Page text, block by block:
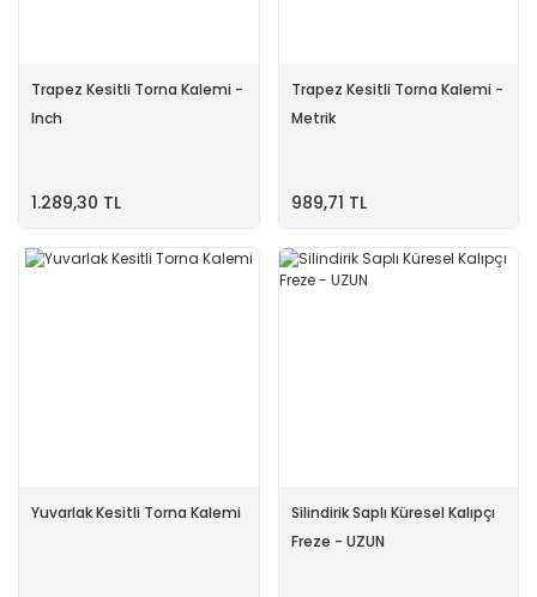
Trapez Kesitli Torna Kalemi -
Inch
1.289,30 TL
Trapez Kesitli Torna Kalemi -
Metrik
989,71 TL
Yuvarlak Kesitli Torna Kalemi
Silindirik Saplı Küresel Kalıpçı
Freze - UZUN